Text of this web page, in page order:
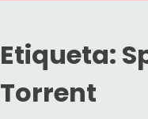
Etiqueta:
Torrent